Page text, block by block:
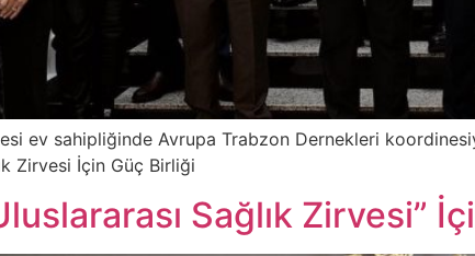
ev sahipliğinde Avrupa Trabzon Dernekleri
Zirvesi İçin Güç Birliği
Sağlık Zirvesi”